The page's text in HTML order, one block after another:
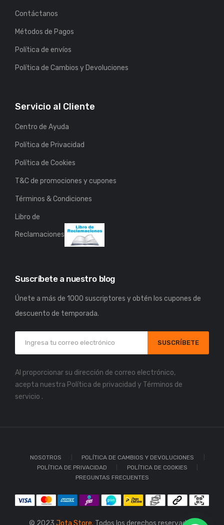
Contáctanos
Métodos de Pagos
Política de envíos
Política de Cambios y Devoluciones
Servicio al Cliente
Centro de Ayuda
Política de Privacidad
Política de Cookies
T&C de promociones y cupones
Términos & Condiciones
Libro de
Reclamaciones
Suscríbete a nuestro blog
Únete a más de 1000 suscriptores y obtén los cupones de
descuento de temporada.
SUSCRÍBETE
Al proporcionar su dirección de correo electrónico,
acepta nuestra Política de privacidad y Términos de
servicio .
NOSOTROS
POLÍTICA DE CAMBIOS Y DEVOLUCIONES
POLÍTICA DE PRIVACIDAD
POLÍTICA DE COOKIES
PREGUNTAS FRECUENTES
© 2023 Jota Store. Todos los derechos reservados.